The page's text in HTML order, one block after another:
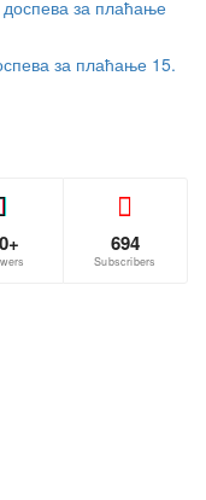
за плаћање 15.
694
Subscribers